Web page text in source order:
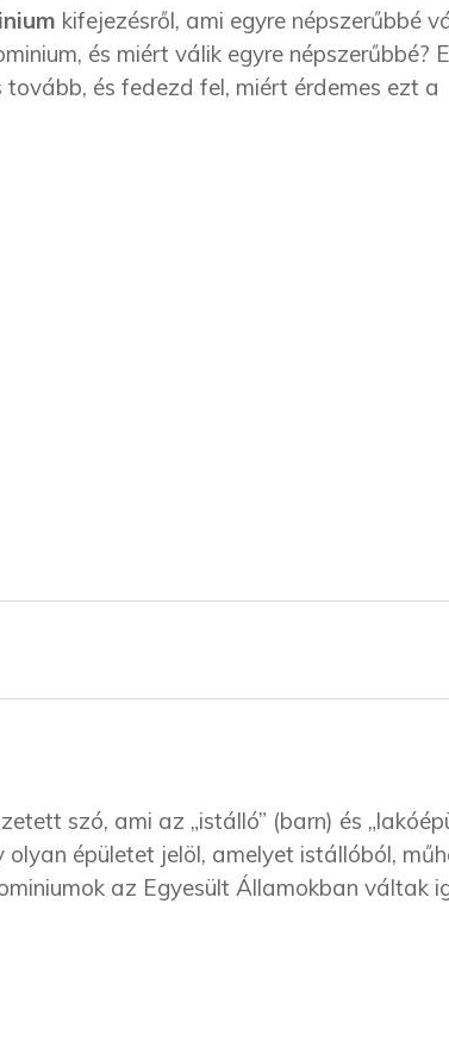
kifejezésről, ami egyre népszerűbbé
és miért válik egyre népszerűbbé?
és fedezd fel, miért érdemes ezt a
szó, ami az „istálló” (barn) és
épületet jelöl, amelyet istállóból,
az Egyesült Államokban váltak